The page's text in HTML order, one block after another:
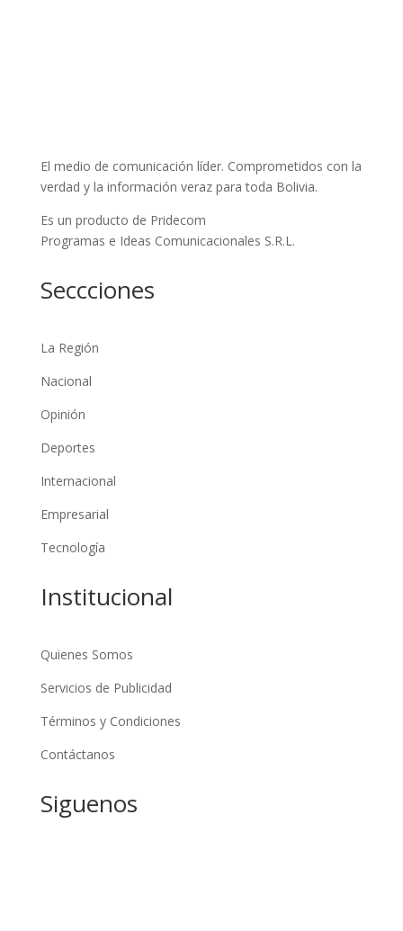
El medio de comunicación líder. Comprometidos con la
verdad y la información veraz para toda Bolivia.
Es un producto de Pridecom
Programas e Ideas Comunicacionales S.R.L.
Seccciones
La Región
Nacional
Opinión
Deportes
Internacional
Empresarial
Tecnología
Institucional
Quienes Somos
Servicios de Publicidad
Términos y Condiciones
Contáctanos
Siguenos